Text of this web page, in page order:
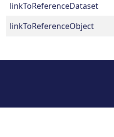
linkToReferenceDataset
linkToReferenceObject